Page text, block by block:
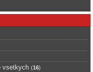
vsetkych (16)